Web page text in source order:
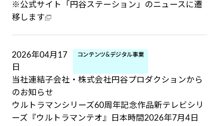
※公式サイト「円谷ステーション」のニュースに遷
移します
2026年04月17
日
コンテンツ&デジタル事業
当社連結子会社・株式会社円谷プロダクションから
のお知らせ
ウルトラマンシリーズ60周年記念作品新テレビシリ
ーズ『ウルトラマンテオ』日本時間2026年7月4日